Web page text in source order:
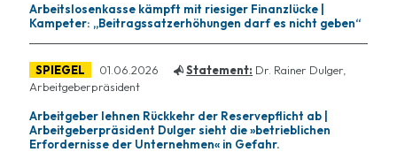
Arbeitslosenkasse kämpft mit riesiger Finanzlücke |
Kampeter: „Beitragssatzerhöhungen darf es nicht geben“
SPIEGEL 01.06.2026 Statement: Dr. Rainer Dulger,
Arbeitgeberpräsident
Arbeitgeber lehnen Rückkehr der Reservepflicht ab |
Arbeitgeberpräsident Dulger sieht die »betrieblichen
Erfordernisse der Unternehmen« in Gefahr.